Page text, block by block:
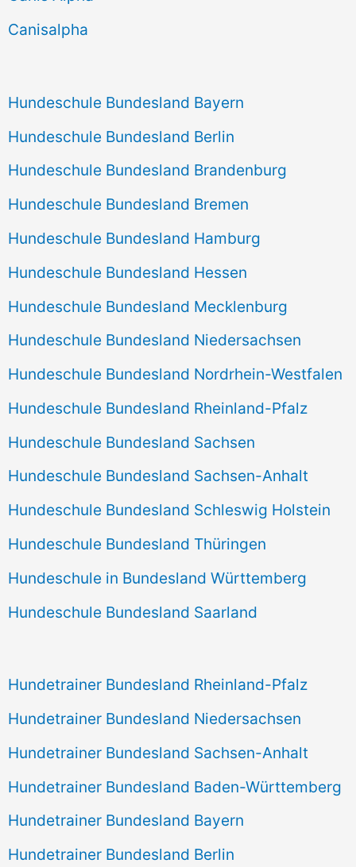
h
Canisalpha
Hundeschule Bundesland Bayern
Hundeschule Bundesland Berlin
Hundeschule Bundesland Brandenburg
Hundeschule Bundesland Bremen
Hundeschule Bundesland Hamburg
Hundeschule Bundesland Hessen
Hundeschule Bundesland Mecklenburg
Hundeschule Bundesland Niedersachsen
Hundeschule Bundesland Nordrhein-Westfalen
Hundeschule Bundesland Rheinland-Pfalz
Hundeschule Bundesland Sachsen
Hundeschule Bundesland Sachsen-Anhalt
Hundeschule Bundesland Schleswig Holstein
Hundeschule Bundesland Thüringen
Hundeschule in Bundesland Württemberg
Hundeschule Bundesland Saarland
Hundetrainer Bundesland Rheinland-Pfalz
Hundetrainer Bundesland Niedersachsen
Hundetrainer Bundesland Sachsen-Anhalt
Hundetrainer Bundesland Baden-Württemberg
Hundetrainer Bundesland Bayern
Hundetrainer Bundesland Berlin